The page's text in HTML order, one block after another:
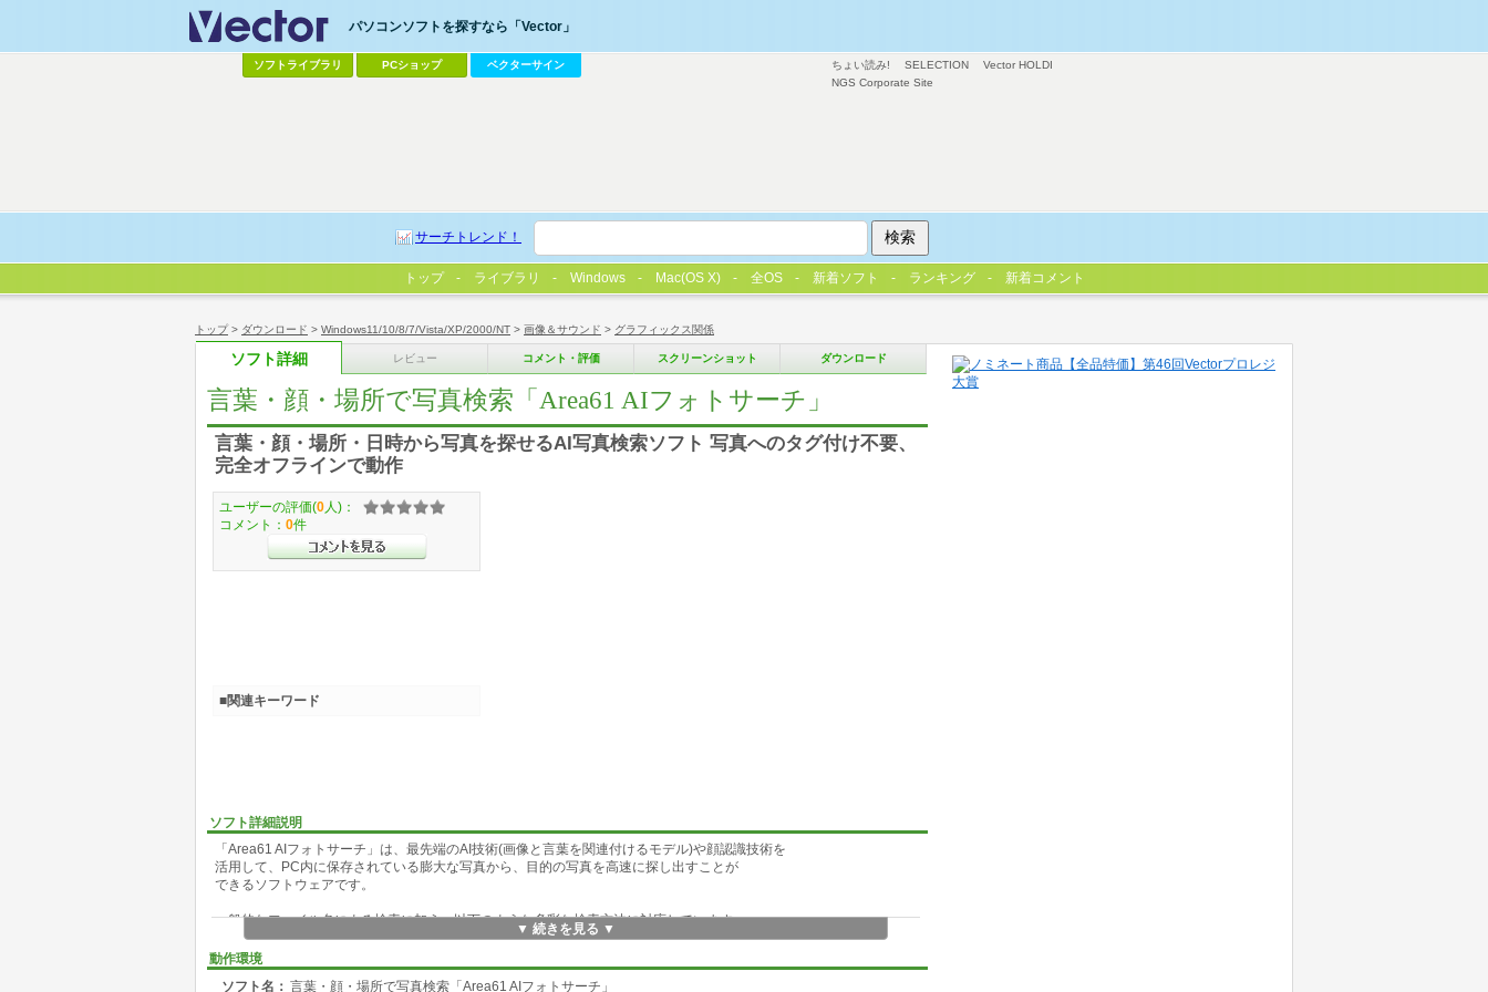
トップ> ダウンロード > Windows11/10/8/7/Vista/XP/2000/NT > 画像＆サウンド > グラフィックス関係
ソフト詳細 レビュー コメント・評価 スクリーンショット ダウンロード
言葉・顔・場所で写真検索「Area61 AIフォトサーチ」
言葉・顔・場所・日時から写真を探せるAI写真検索ソフト 写真へのタグ付け不要、
完全オフラインで動作
ソフト詳細説明
「Area61 AIフォトサーチ」は、最先端のAI技術(画像と言葉を関連付けるモデル)や顔認識技術を
活用して、PC内に保存されている膨大な写真から、目的の写真を高速に探し出すことが
できるソフトウェアです。
一般的なファイル名による検索に加え、以下のような多彩な検索方法に対応しています。
・言葉で探す
最新の画像認識AIモデル(OpenAI CLIPモデル)を採用しています。
▼ 続きを見る ▼
動作環境
ソフト名： 言葉・顔・場所で写真検索「Area61 AIフォトサーチ」
ユーザーの評価(0 人)：
コメント： 0件
■関連キーワード
ちょい読み! SELECTION
Vector HOLDI
NGS Corporate Site
パソコンソフトを探すなら「Vector」
ソフトライブラリ PCショップ ベクターサイン
サーチトレンド！
トップ ライブラリ Windows Mac(OS X) 全OS 新着ソフト ランキング 新着コメント